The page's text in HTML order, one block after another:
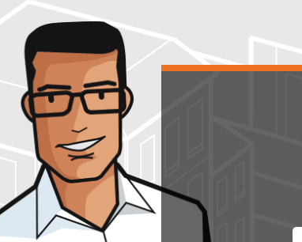
vente location
rénovation
copropriété